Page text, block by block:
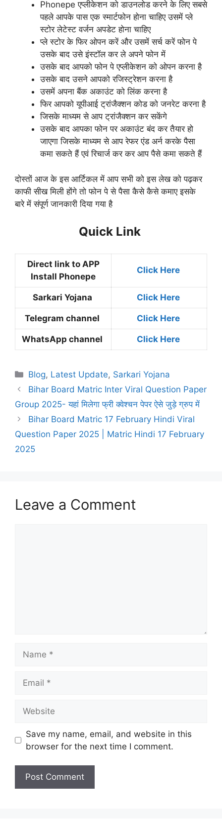
Phonepe एप्लीकेशन को डाउनलोड करने के लिए सबसे
पहले आपके पास एक स्मार्टफोन होना चाहिए उसमें प्ले
स्टोर लेटेस्ट वर्जन अपडेट होना चाहिए
प्ले स्टोर के फिर ओपन करें और उसमें सर्च करें फोन पे
उसके बाद उसे इंस्टॉल कर ले अपने फोन में
उसके बाद आपको फोन पे एप्लीकेशन को ओपन करना है
उसके बाद उसने आपको रजिस्ट्रेशन करना है
उसमें अपना बैंक अकाउंट को लिंक करना है
फिर आपको यूपीआई ट्रांजैक्शन कोड को जनरेट करना है
जिसके माध्यम से आप ट्रांजैक्शन कर सकेंगे
उसके बाद आपका फोन पर अकाउंट बंद कर तैयार हो
जाएगा जिसके माध्यम से आप रेफर एंड अर्न करके पैसा
कमा सकते हैं एवं रिचार्ज कर कर आप पैसे कमा सकते हैं
दोस्तों आज के इस आर्टिकल में आप सभी को इस लेख को पढ़कर
काफी सीख मिली होंगे तो फोन पे से पैसा कैसे कैसे कमाए इसके
बारे में संपूर्ण जानकारी दिया गया है
Quick Link
Direct link to APP
Install Phonepe
Click Here
Sarkari Yojana Click Here
Telegram channel Click Here
WhatsApp channel Click Here
Categories
Blog, Latest Update, Sarkari Yojana
Bihar Board Matric Inter Viral Question Paper
Group 2025- यहां मिलेगा फ्री क्वेश्चन पेपर ऐसे जुड़े ग्रुप में
Bihar Board Matric 17 February Hindi Viral
Question Paper 2025 | Matric Hindi 17 February
2025
Leave a Comment
Save my name, email, and website in this
browser for the next time I comment.